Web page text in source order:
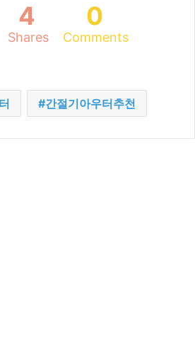
4
Shares
0
Comments
간절기아우터추천